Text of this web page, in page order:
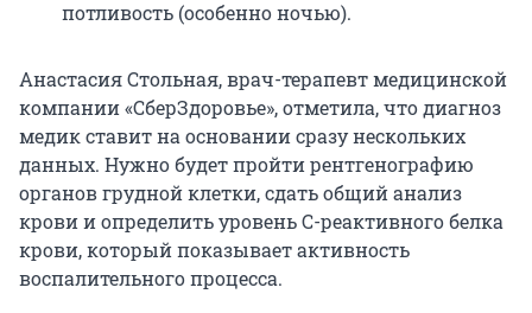
потливость (особенно ночью).
Анастасия Стольная, врач-терапевт медицинской
компании «СберЗдоровье», отметила, что диагноз
медик ставит на основании сразу нескольких
данных. Нужно будет пройти рентгенографию
органов грудной клетки, сдать общий анализ
крови и определить уровень С-реактивного белка
крови, который показывает активность
воспалительного процесса.